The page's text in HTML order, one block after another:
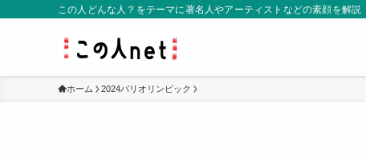
この人どんな人？をテーマに著名人やアーティストなどの素顔を解説
ホーム 2024パリオリンピック